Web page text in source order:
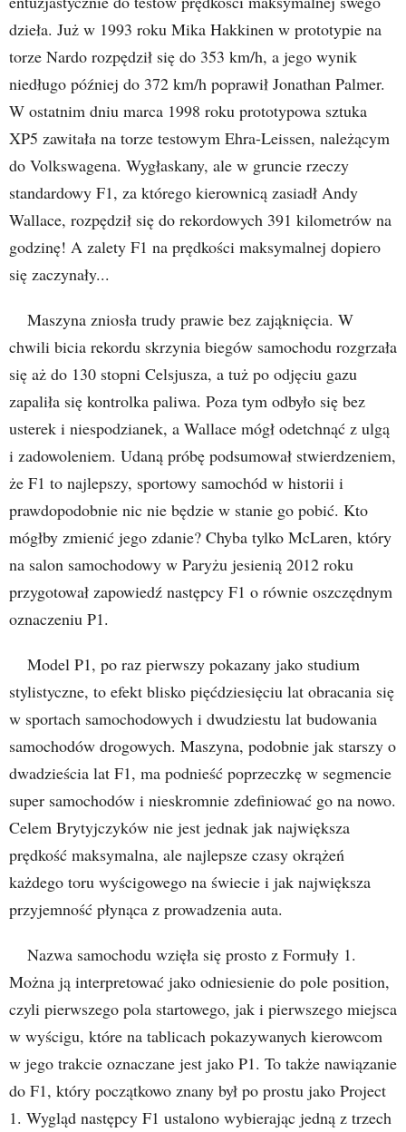
dzieła. Już w 1993 roku Mika Hakkinen w prototypie na
torze Nardo rozpędził się do 353 km/h, a jego wynik
niedługo później do 372 km/h poprawił Jonathan Palmer.
W ostatnim dniu marca 1998 roku prototypowa sztuka
XP5 zawitała na torze testowym Ehra-Leissen, należącym
do Volkswagena. Wygłaskany, ale w gruncie rzeczy
standardowy F1, za którego kierownicą zasiadł Andy
Wallace, rozpędził się do rekordowych 391 kilometrów na
godzinę! A zalety F1 na prędkości maksymalnej dopiero
się zaczynały...
Maszyna zniosła trudy prawie bez zająknięcia. W
chwili bicia rekordu skrzynia biegów samochodu rozgrzała
się aż do 130 stopni Celsjusza, a tuż po odjęciu gazu
zapaliła się kontrolka paliwa. Poza tym odbyło się bez
usterek i niespodzianek, a Wallace mógł odetchnąć z ulgą
i zadowoleniem. Udaną próbę podsumował stwierdzeniem,
że F1 to najlepszy, sportowy samochód w historii i
prawdopodobnie nic nie będzie w stanie go pobić. Kto
mógłby zmienić jego zdanie? Chyba tylko McLaren, który
na salon samochodowy w Paryżu jesienią 2012 roku
przygotował zapowiedź następcy F1 o równie oszczędnym
oznaczeniu P1.
Model P1, po raz pierwszy pokazany jako studium
stylistyczne, to efekt blisko pięćdziesięciu lat obracania się
w sportach samochodowych i dwudziestu lat budowania
samochodów drogowych. Maszyna, podobnie jak starszy o
dwadzieścia lat F1, ma podnieść poprzeczkę w segmencie
super samochodów i nieskromnie zdefiniować go na nowo.
Celem Brytyjczyków nie jest jednak jak największa
prędkość maksymalna, ale najlepsze czasy okrążeń
każdego toru wyścigowego na świecie i jak największa
przyjemność płynąca z prowadzenia auta.
Nazwa samochodu wzięła się prosto z Formuły 1.
Można ją interpretować jako odniesienie do pole position,
czyli pierwszego pola startowego, jak i pierwszego miejsca
w wyścigu, które na tablicach pokazywanych kierowcom
w jego trakcie oznaczane jest jako P1. To także nawiązanie
do F1, który początkowo znany był po prostu jako Project
1. Wygląd następcy F1 ustalono wybierając jedną z trzech